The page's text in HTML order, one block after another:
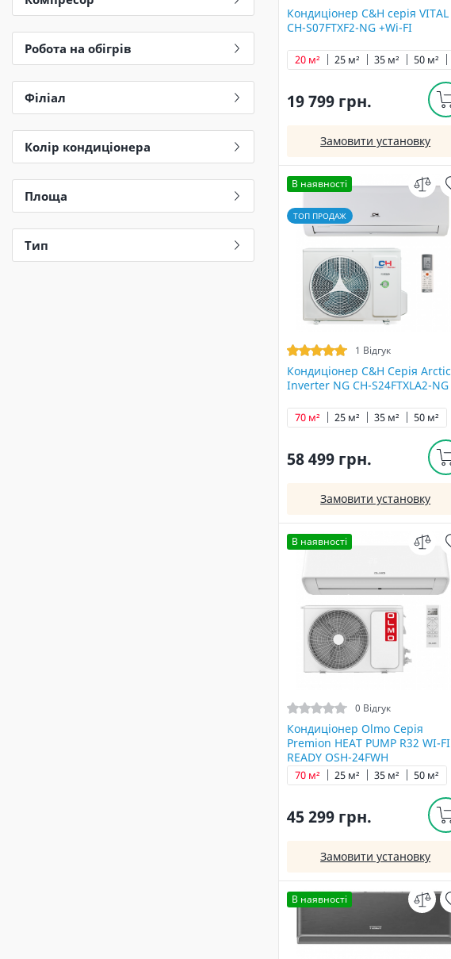
Робота на обігрів
Філіал
Колір кондиціонера
Площа
Тип
Кондиціонер C&H cерія VITAL
CH-S07FTXF2-NG +Wi-FI
20 м² 25 м² 35 м² 50 м²
19 799 грн.
Замовити установку
В наявності
ТОП ПРОДАЖ
1 Відгук
Кондиціонер C&H Серія Arctic
Inverter NG CH-S24FTXLA2-NG
25 м² 35 м² 50 м²
70 м²
58 499 грн.
Замовити установку
В наявності
0 Відгук
Кондиціонер Olmo Серія
Premion HEAT PUMP R32 WI-FI
READY OSH-24FWH
25 м² 35 м² 50 м²
70 м²
45 299 грн.
Замовити установку
В наявності